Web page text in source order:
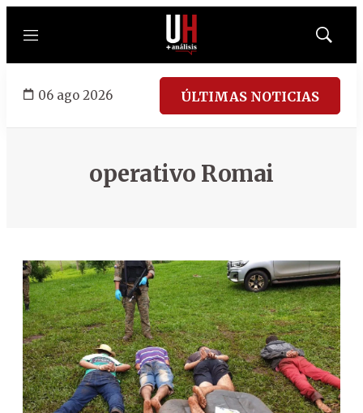
Menú
Mostrar
06 ago 2026 ÚLTIMAS NOTICIAS
operativo Romai